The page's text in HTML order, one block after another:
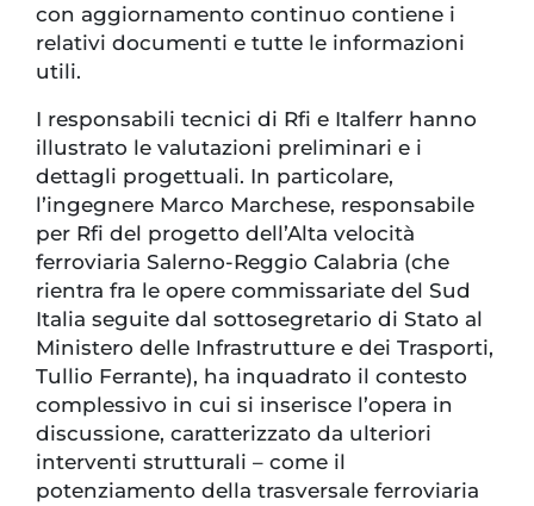
con aggiornamento continuo contiene i
relativi documenti e tutte le informazioni
utili.
I responsabili tecnici di Rfi e Italferr hanno
illustrato le valutazioni preliminari e i
dettagli progettuali. In particolare,
l’ingegnere Marco Marchese, responsabile
per Rfi del progetto dell’Alta velocità
ferroviaria Salerno-Reggio Calabria (che
rientra fra le opere commissariate del Sud
Italia seguite dal sottosegretario di Stato al
Ministero delle Infrastrutture e dei Trasporti,
Tullio Ferrante), ha inquadrato il contesto
complessivo in cui si inserisce l’opera in
discussione, caratterizzato da ulteriori
interventi strutturali – come il
potenziamento della trasversale ferroviaria